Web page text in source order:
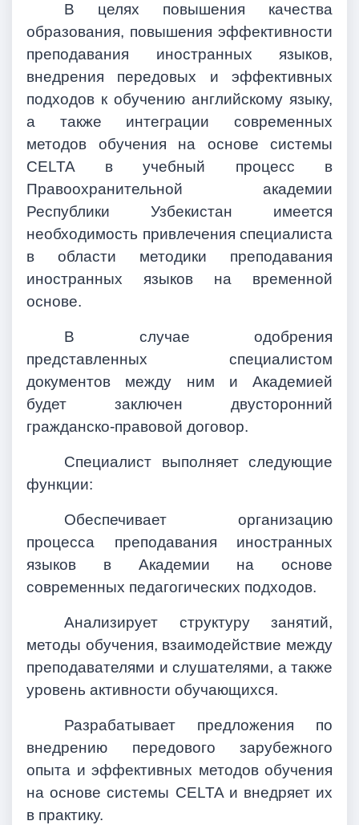
В целях повышения качества
образования, повышения эффективности
преподавания иностранных языков,
внедрения передовых и эффективных
подходов к обучению английскому языку,
а также интеграции современных
методов обучения на основе системы
CELTA в учебный процесс в
Правоохранительной академии
Республики Узбекистан имеется
необходимость привлечения специалиста
в области методики преподавания
иностранных языков на временной
основе.
В случае одобрения
представленных специалистом
документов между ним и Академией
будет заключен двусторонний
гражданско-правовой договор.
Специалист выполняет следующие
функции:
Обеспечивает организацию
процесса преподавания иностранных
языков в Академии на основе
современных педагогических подходов.
Анализирует структуру занятий,
методы обучения, взаимодействие между
преподавателями и слушателями, а также
уровень активности обучающихся.
Разрабатывает предложения по
внедрению передового зарубежного
опыта и эффективных методов обучения
на основе системы CELTA и внедряет их
в практику.